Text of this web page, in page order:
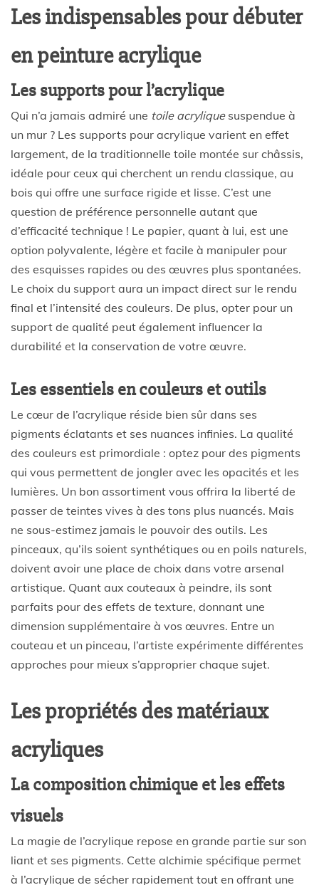
Les indispensables pour débuter
en peinture acrylique
Les supports pour l’acrylique
Qui n’a jamais admiré une toile acryliquesuspendue à
un mur ? Les supports pour acrylique varient en effet
largement, de la traditionnelle toile montée sur châssis,
idéale pour ceux qui cherchent un rendu classique, au
bois qui offre une surface rigide et lisse. C’est une
question de préférence personnelle autant que
d’efficacité technique ! Le papier, quant à lui, est une
option polyvalente, légère et facile à manipuler pour
des esquisses rapides ou des œuvres plus spontanées.
Le choix du support aura un impact direct sur le rendu
final et l’intensité des couleurs. De plus, opter pour un
support de qualité peut également influencer la
durabilité et la conservation de votre œuvre.
Les essentiels en couleurs et outils
Le cœur de l’acrylique réside bien sûr dans ses
pigments éclatants et ses nuances infinies. La qualité
des couleurs est primordiale : optez pour des pigments
qui vous permettent de jongler avec les opacités et les
lumières. Un bon assortiment vous offrira la liberté de
passer de teintes vives à des tons plus nuancés. Mais
ne sous-estimez jamais le pouvoir des outils. Les
pinceaux, qu’ils soient synthétiques ou en poils naturels,
doivent avoir une place de choix dans votre arsenal
artistique. Quant aux couteaux à peindre, ils sont
parfaits pour des effets de texture, donnant une
dimension supplémentaire à vos œuvres. Entre un
couteau et un pinceau, l’artiste expérimente différentes
approches pour mieux s’approprier chaque sujet.
Les propriétés des matériaux
acryliques
La composition chimique et les effets
visuels
La magie de l’acrylique repose en grande partie sur son
liant et ses pigments. Cette alchimie spécifique permet
à l’acrylique de sécher rapidement tout en offrant une